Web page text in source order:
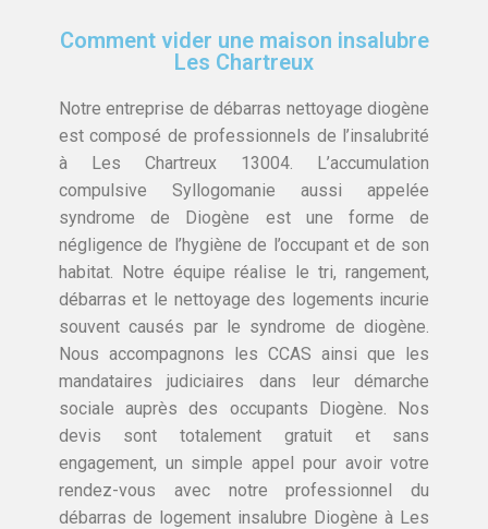
Comment vider une maison insalubre
Les Chartreux
Notre entreprise de débarras nettoyage diogène
est composé de professionnels de l’insalubrité
à Les Chartreux 13004. L’accumulation
compulsive Syllogomanie aussi appelée
syndrome de Diogène est une forme de
négligence de l’hygiène de l’occupant et de son
habitat. Notre équipe réalise le tri, rangement,
débarras et le nettoyage des logements incurie
souvent causés par le syndrome de diogène.
Nous accompagnons les CCAS ainsi que les
mandataires judiciaires dans leur démarche
sociale auprès des occupants Diogène. Nos
devis sont totalement gratuit et sans
engagement, un simple appel pour avoir votre
rendez-vous avec notre professionnel du
débarras de logement insalubre Diogène à Les